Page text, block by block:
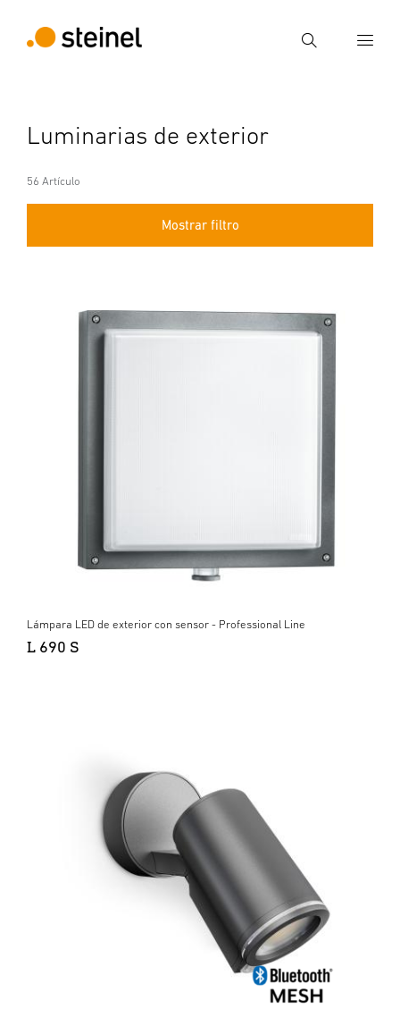
Búsqueda
Búsqueda
Luminarias de exterior
56 Artículo
Mostrar filtro
Lámpara LED de exterior con sensor - Professional Line
L 690 S